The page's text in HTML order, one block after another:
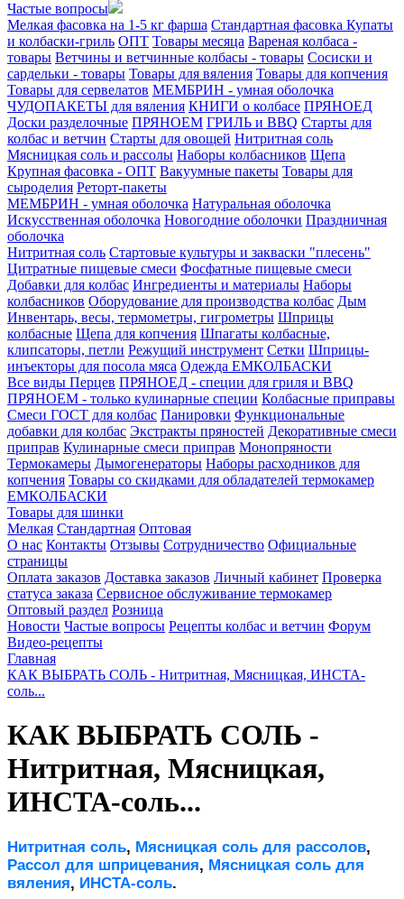
Частые вопросы
Мелкая фасовка на 1-5 кг фарша Стандартная фасовка Купаты
и колбаски-гриль ОПТ Товары месяца Вареная колбаса -
товары Ветчины и ветчинные колбасы - товары Сосиски и
сардельки - товары Товары для вяления Товары для копчения
Товары для сервелатов МЕМБРИН - умная оболочка
ЧУДОПАКЕТЫ для вяления КНИГИ о колбасе ПРЯНОЕД
Доски разделочные ПРЯНОЕМ ГРИЛЬ и BBQ Старты для
колбас и ветчин Старты для овощей Нитритная соль
Мясницкая соль и рассолы Наборы колбасников Щепа
Крупная фасовка - ОПТ Вакуумные пакеты Товары для
сыроделия Реторт-пакеты
МЕМБРИН - умная оболочка Натуральная оболочка
Искусственная оболочка Новогодние оболочки Праздничная
оболочка
Нитритная соль Стартовые культуры и закваски "плесень"
Цитратные пищевые смеси Фосфатные пищевые смеси
Добавки для колбас Ингредиенты и материалы Наборы
колбасников Оборудование для производства колбас Дым
Инвентарь, весы, термометры, гигрометры Шприцы
колбасные Щепа для копчения Шпагаты колбасные,
клипсаторы, петли Режущий инструмент Сетки Шприцы-
инъекторы для посола мяса Одежда ЕМКОЛБАСКИ
Все виды Перцев ПРЯНОЕД - специи для гриля и BBQ
ПРЯНОЕМ - только кулинарные специи Колбасные приправы
Смеси ГОСТ для колбас Панировки Функциональные
добавки для колбас Экстракты пряностей Декоративные смеси
приправ Кулинарные смеси приправ Монопряности
Термокамеры Дымогенераторы Наборы расходников для
копчения Товары со скидками для обладателей термокамер
ЕМКОЛБАСКИ
Товары для шинки
Мелкая Стандартная Оптовая
О нас Контакты Отзывы Сотрудничество Официальные
страницы
Оплата заказов Доставка заказов Личный кабинет Проверка
статуса заказа Сервисное обслуживание термокамер
Оптовый раздел Розница
Новости Частые вопросы Рецепты колбас и ветчин Форум
Видео-рецепты
Главная
КАК ВЫБРАТЬ СОЛЬ - Нитритная, Мясницкая, ИНСТА-
соль...
КАК ВЫБРАТЬ СОЛЬ -
Нитритная, Мясницкая,
ИНСТА-соль...
Нитритная соль, Мясницкая соль для рассолов
Рассол для шприцевания, Мясницкая соль для
вяления, ИНСТА-соль.